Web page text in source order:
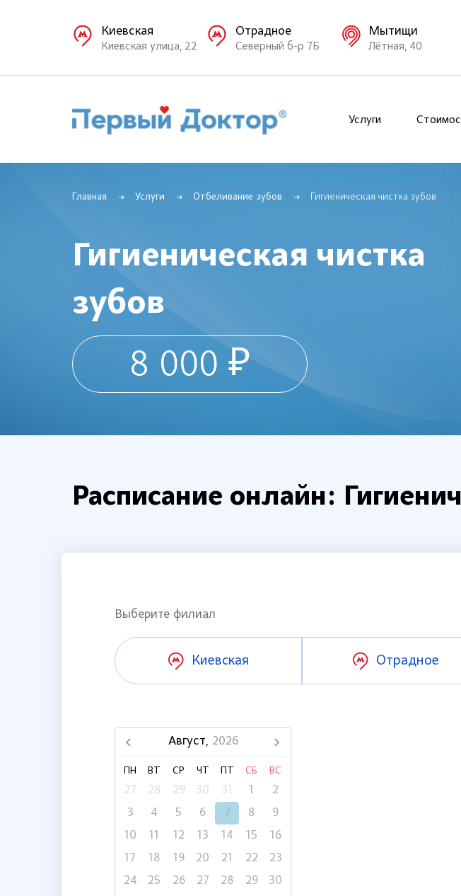
Киевская
Киевская улица, 22
Отрадное
Северный б-р 7Б
Мытищи
Лётная, 40
Услуги
Главная Услуги Отбеливание зубов Гигиеническая чистка зубов
Гигиеническая чистка
зубов
8 000 ₽
Расписание онлайн:
Выберите филиал
Киевская Отрадное
Август, 2026
ПН ВТ СР ЧТ ПТ СБ ВС
27 28 29 30 31 1
2
3
4 5 6 7 8
9
10
11 12 13 14 15
16
17
18 19 20 21 22
23
24
25 26 27 28 29
30